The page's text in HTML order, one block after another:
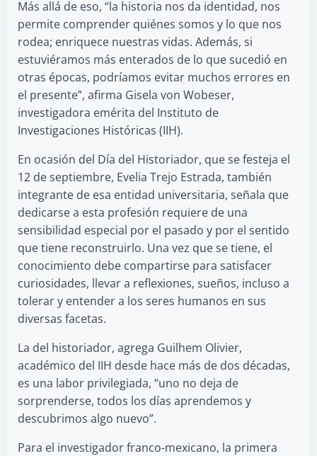
Más allá de eso, “la historia nos da identidad, nos
permite comprender quiénes somos y lo que nos
rodea; enriquece nuestras vidas. Además, si
estuviéramos más enterados de lo que sucedió en
otras épocas, podríamos evitar muchos errores en
el presente”, afirma Gisela von Wobeser,
investigadora emérita del Instituto de
Investigaciones Históricas (IIH).
En ocasión del Día del Historiador, que se festeja el
12 de septiembre, Evelia Trejo Estrada, también
integrante de esa entidad universitaria, señala que
dedicarse a esta profesión requiere de una
sensibilidad especial por el pasado y por el sentido
que tiene reconstruirlo. Una vez que se tiene, el
conocimiento debe compartirse para satisfacer
curiosidades, llevar a reflexiones, sueños, incluso a
tolerar y entender a los seres humanos en sus
diversas facetas.
La del historiador, agrega Guilhem Olivier,
académico del IIH desde hace más de dos décadas,
es una labor privilegiada, “uno no deja de
sorprenderse, todos los días aprendemos y
descubrimos algo nuevo”.
Para el investigador franco-mexicano, la primera